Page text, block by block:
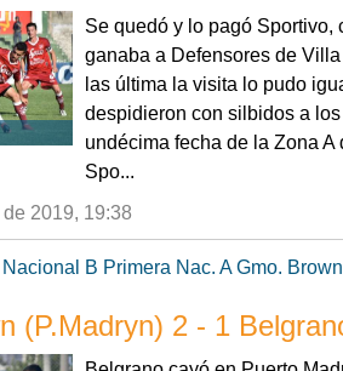
Se quedó y lo pagó Sportivo,
ganaba a Defensores de
las última la visita lo pudo
despidieron con silbidos a
undécima fecha de la Zona A
Spo...
2019, 19:38
Nacional B Primera Nac. A Gmo.
(P.Madryn) 2 - 1